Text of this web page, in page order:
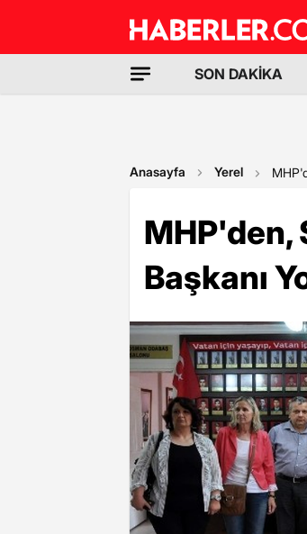
SON DAKİKA
Anasayfa Yerel
MHP'den,
Başkanı